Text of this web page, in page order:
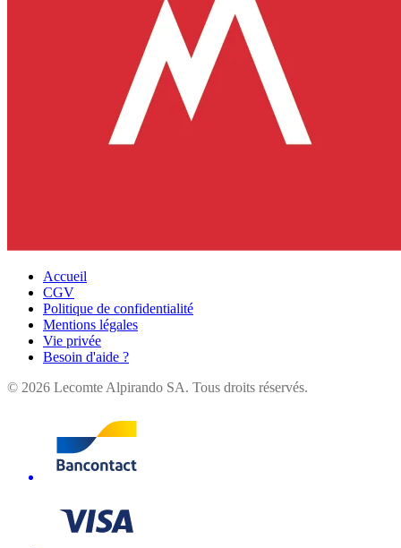
Accueil
CGV
Politique de confidentialité
Mentions légales
Vie privée
Besoin d'aide ?
© 2026 Lecomte Alpirando SA. Tous droits réservés.